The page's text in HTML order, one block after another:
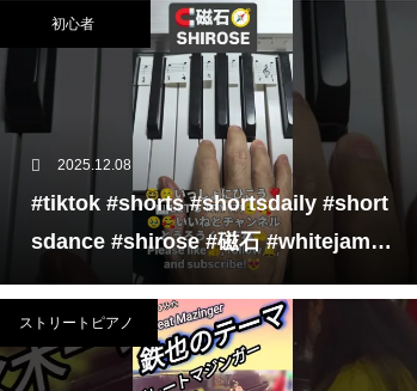
初心者
2025.12.08
#tiktok #shorts #shortsdaily #short
sdance #shirose #磁石 #whitejam #
ピアノ初心者 #ピアノレッスン #pian
o #ピアノ
ストリートピアノ